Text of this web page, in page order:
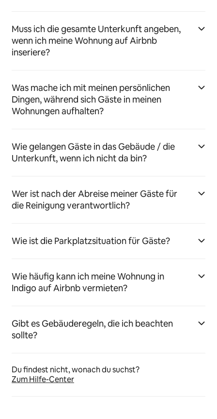
Muss ich die gesamte Unterkunft angeben,
wenn ich meine Wohnung auf Airbnb
inseriere?
Was mache ich mit meinen persönlichen
Dingen, während sich Gäste in meinen
Wohnungen aufhalten?
Wie gelangen Gäste in das Gebäude / die
Unterkunft, wenn ich nicht da bin?
Wer ist nach der Abreise meiner Gäste für
die Reinigung verantwortlich?
Wie ist die Parkplatzsituation für Gäste?
Wie häufig kann ich meine Wohnung in
Indigo auf Airbnb vermieten?
Gibt es Gebäuderegeln, die ich beachten
sollte?
Du findest nicht, wonach du suchst?
Zum Hilfe-Center